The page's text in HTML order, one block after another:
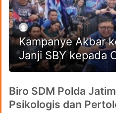
Kampanye Akbar
Janji SBY kepada
Biro SDM Polda
Psikologis dan